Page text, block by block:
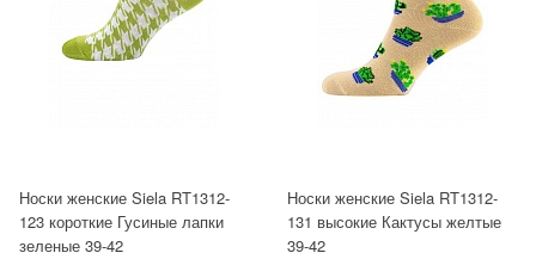
Носки женские Siela RT1312-
123 короткие Гусиные лапки
зеленые 39-42
Носки женские Siela RT1312-
131 высокие Кактусы желтые
39-42